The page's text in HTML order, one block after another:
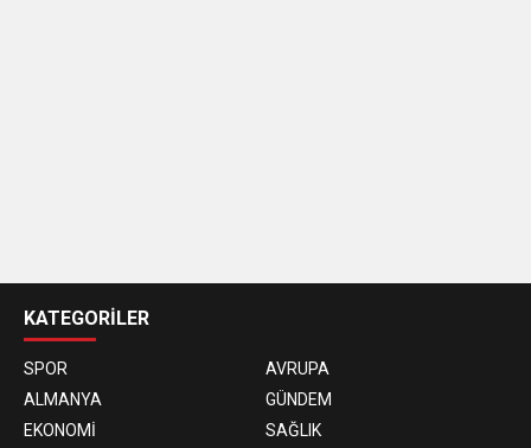
siteleri
KATEGORİLER
SPOR
AVRUPA
ALMANYA
GÜNDEM
EKONOMİ
SAĞLIK